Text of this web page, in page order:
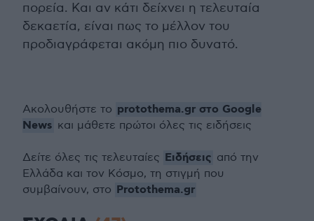
πορεία. Και αν κάτι δείχνει η τελευταία
δεκαετία, είναι πως το μέλλον του
προδιαγράφεται ακόμη πιο δυνατό.
Ακολουθήστε το protothema.gr στο Google
News και μάθετε πρώτοι όλες τις ειδήσεις
Δείτε όλες τις τελευταίες Ειδήσεις από την
Ελλάδα και τον Κόσμο, τη στιγμή που
συμβαίνουν, στο Protothema.gr